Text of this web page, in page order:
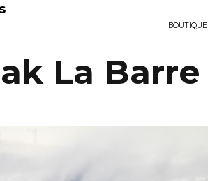
BOUTIQUE
La Barre